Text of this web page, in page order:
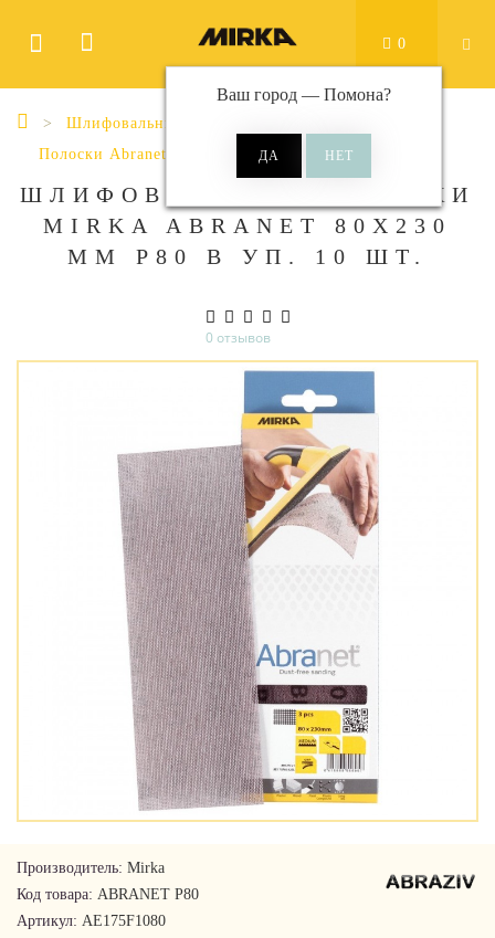
Ваш город — Помона?
0
Шлифовальные материалы
Полоски Abranet
Abranet 80x230 мм
ШЛИФОВАЛЬНЫЕ ПОЛОСКИ
MIRKA ABRANET 80Х230
ММ P80 В УП. 10 ШТ.
0 отзывов
Производитель: Mirka
Код товара: ABRANET P80
Артикул: AE175F1080